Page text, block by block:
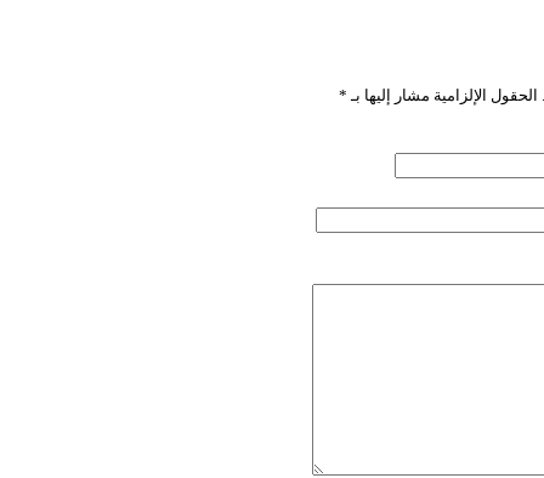
الحقول الإلزامية مشار إليها بـ *